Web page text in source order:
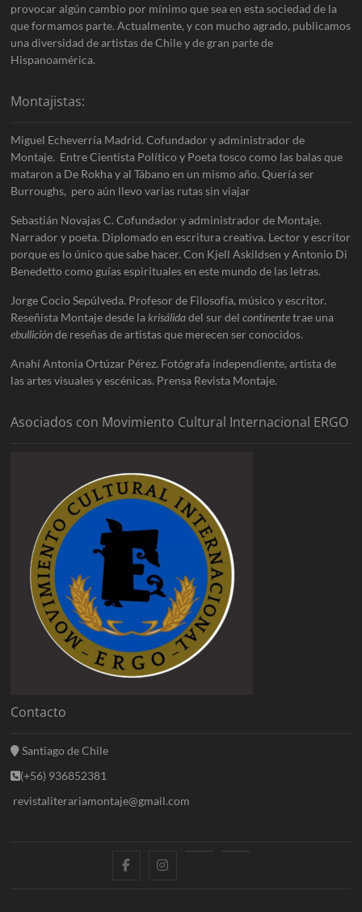
provocar algún cambio por mínimo que sea en esta sociedad de la
que formamos parte. Actualmente, y con mucho agrado, publicamos
una diversidad de artistas de Chile y de gran parte de
Hispanoamérica.
Montajistas:
Miguel Echeverría Madrid. Cofundador y administrador de
Montaje. Entre Cientista Político y Poeta tosco como las balas que
mataron a De Rokha y al Tábano en un mismo año. Quería ser
Burroughs, pero aún llevo varias rutas sin viajar
Sebastián Novajas C. Cofundador y administrador de Montaje.
Narrador y poeta. Diplomado en escritura creativa. Lector y escritor
porque es lo único que sabe hacer. Con Kjell Askildsen y Antonio Di
Benedetto como guías espirituales en este mundo de las letras.
Jorge Cocio Sepúlveda. Profesor de Filosofía, músico y escritor.
Reseñista Montaje desde lakrisálidadel sur delcontinentetrae una
ebulliciónde reseñas de artistas que merecen ser conocidos.
Anahí Antonia Ortúzar Pérez. Fotógrafa independiente, artista de
las artes visuales y escénicas. Prensa Revista Montaje.
Asociados con Movimiento Cultural Internacional ERGO
Contacto
Santiago de Chile
(+56) 936852381
revistaliterariamontaje@gmail.com